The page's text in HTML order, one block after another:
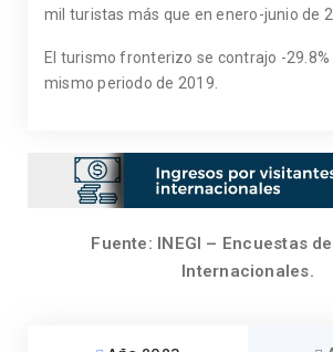
mil turistas más que en enero-junio de
El turismo fronterizo se contrajo -29.8%
mismo periodo de 2019.
Fuente: INEGI – Encuestas
Internacionales.